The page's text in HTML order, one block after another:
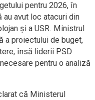
pentru 2026, în
avut loc atacuri din
și a USR. Ministrul
a proiectului de buget,
însă liderii PSD
pentru o analiză
că Ministerul